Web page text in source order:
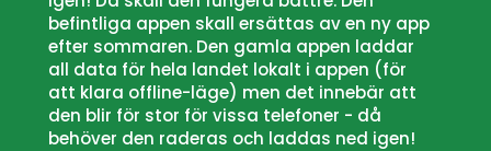
befintliga appen skall ersättas av en ny app
efter sommaren. Den gamla appen laddar
all data för hela landet lokalt i appen (för
att klara offline-läge) men det innebär att
den blir för stor för vissa telefoner - då
behöver den raderas och laddas ned igen!